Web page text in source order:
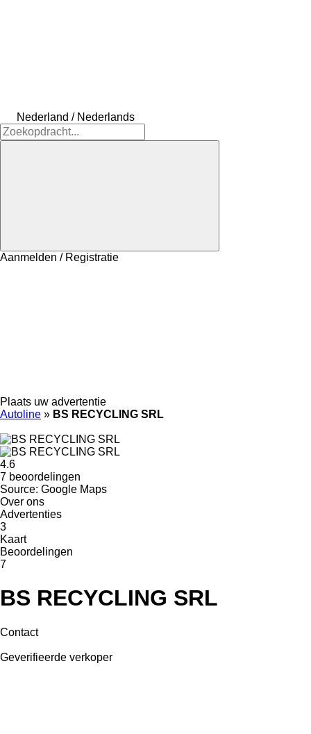
Nederland / Nederlands
Aanmelden / Registratie
Plaats uw advertentie
Autoline » BS RECYCLING SRL
4.6
7 beoordelingen
Source: Google Maps
Over ons
Advertenties
3
Kaart
Beoordelingen
7
BS RECYCLING SRL
Contact
Geverifieerde verkoper